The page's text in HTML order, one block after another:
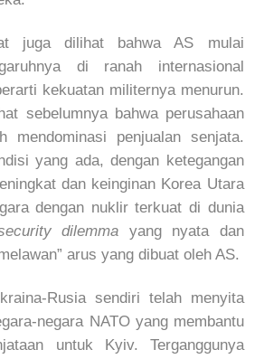
juga dilihat bahwa AS mulai
di ranah internasional
kekuatan militernya menurun.
sebelumnya bahwa perusahaan
mendominasi penjualan senjata.
yang ada, dengan ketegangan
dan keinginan Korea Utara
dengan nuklir terkuat di dunia
dilemma yang nyata dan
arus yang dibuat oleh AS.
Rusia sendiri telah menyita
negara NATO yang membantu
untuk Kyiv. Terganggunya